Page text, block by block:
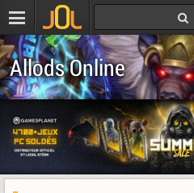
Allods Online